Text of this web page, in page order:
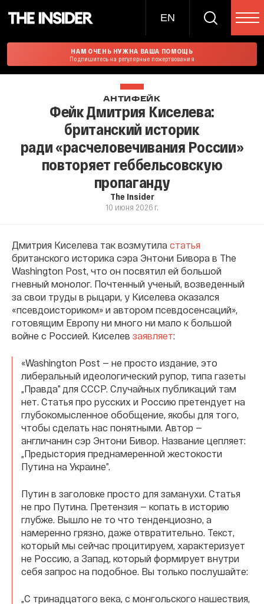
EN
НАМ ОЧЕНЬ НУЖНА ВАША ПОМОЩЬ
Подпишитесь на регулярные пожертвования
АНТИФЕЙК
Фейк Дмитрия Киселева:
британский историк
ради «расчеловечивания России»
повторяет геббельсовскую
пропаганду
The Insider
10 июня 2026 г.
Дмитрия Киселева так возмутила статья
британского историка сэра Энтони Бивора в The
Washington Post, что он посвятил ей большой
гневный монолог. Почтенный ученый, возведенный
за свои труды в рыцари, у Киселева оказался
«псевдоисториком» и автором псевдосенсаций»,
готовящим Европу ни много ни мало к большой
войне с Россией. Киселев заявляет:
«Washington Post — не просто издание, это
либеральный идеологический рупор, типа газеты
„Правда” для СССР. Случайных публикаций там
нет. Статья про русских и Россию претендует на
глубокомысленное обобщение, якобы для того,
чтобы сделать нас понятными. Автор —
англичанин сэр Энтони Бивор. Название цепляет:
„Предыстория преднамеренной жестокости
Путина на Украине”.
Путин в заголовке просто для заманухи. Статья
не про Путина. Претензия — копать в историю
глубже. Вышло не то что тенденциозно, а
намеренно грязно, даже отвратительно. Текст,
который мы сейчас процитируем, характеризует
не Россию, а Запад, который формирует внутри
себя запрос на подобное. Вы только послушайте:
„С тринадцатого века, с монгольского нашествия,